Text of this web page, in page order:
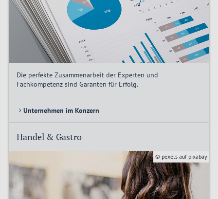
Die perfekte Zusammenarbeit der Experten und
Fachkompetenz sind Garanten für Erfolg.
Unternehmen im Konzern
Handel & Gastro
© pexels auf pixabay